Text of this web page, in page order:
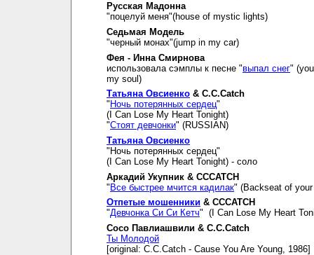
Русская Мадонна
"поцелуй меня"(house of mystic lights)
Седьмая Модель
"черный монах"(jump in my car)
Фея - Инна Смирнова
использовала сэмплы к песне "выпал снег"
my soul)
Татьяна Овсиенко & C.C.Catch
" Ночь потерянных сердец"
(I Can Lose My Heart Tonight)
"Стоят девчонки" (RUSSIAN)
Татьяна Овсиенко
"Ночь потерянных сердец"
(I Can Lose My Heart Tonight) - соло
Аркадий Укупник & CCCATCH
"Все быстрее мчится кадилак" (Backseat of
Отпетые мошенники & CCCATCH
"Девчонка Си Си Кетч" (I Can Lose My Heart
Сосо Павлиашвили & C.C.Catch
Ты Молодой
[original: C.C.Catch - Cause You Are Young, 1986]